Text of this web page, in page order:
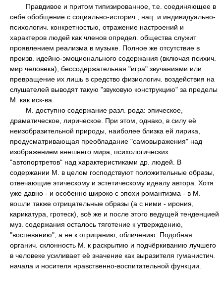
Правдивое и притом типизированное, т.е. соединяющее в
себе обобщение с социально-историч., нац. и индивидуально-
психологич. конкретностью, отражение настроений и
характеров людей как членов определ. общества служит
проявлением реализма в музыке. Полное же отсутствие в
произв. идейно-эмоционального содержания (включая психич.
мир человека), бессодержательная "игра" звучаниями или
превращение их лишь в средство физиологич. воздействия на
слушателей выводят такую "звуковую конструкцию" за пределы
М. как иск-ва.
М. доступно содержание разл. рода: эпическое,
драматическое, лирическое. При этом, однако, в силу её
неизобразительной природы, наиболее близка ей лирика,
предусматривающая преобладание "самовыражения" над
изображением внешнего мира, психологических
"автопортретов" над характеристиками др. людей. В
содержании М. в целом господствуют положительные образы,
отвечающие этическому и эстетическому идеалу автора. Хотя
уже давно - и особенно широко с эпохи романтизма - в М.
вошли также отрицательные образы (а с ними - ирония,
карикатура, гротеск), всё же и после этого ведущей тенденцией
муз. содержания осталось тяготение к утверждению,
"воспеванию", а не к отрицанию, обличению. Подобная
органич. склонность М. к раскрытию и подчёркиванию лучшего
в человеке усиливает её значение как выразителя гуманистич.
начала и носителя нравственно-воспитательной функции.